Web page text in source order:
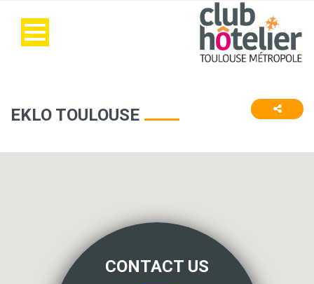
EKLO TOULOUSE
CONTACT US